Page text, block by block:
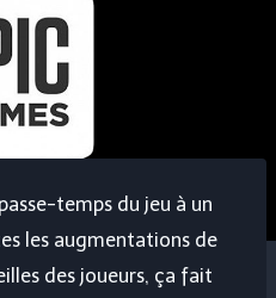
temps du jeu à un
les augmentations de
des joueurs, ça fait